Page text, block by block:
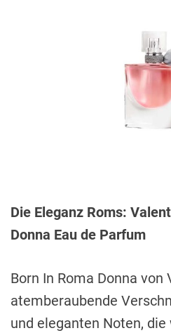
Die Eleganz Roms:
Donna Eau de Parfum
Born In Roma Donna
atemberaubende
und eleganten Noten,